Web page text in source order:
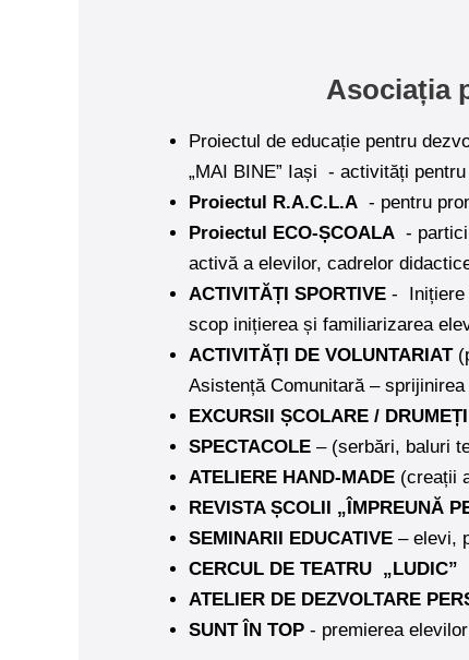
Asociația
Proiectul de educație pentru
„MAI BINE” Iași - activități
Proiectul R.A.C.L.A - pentru
Proiectul ECO-ȘCOALA -
activă a elevilor, cadrelor
ACTIVITĂȚI SPORTIVE -
scop inițierea și familiarizarea
ACTIVITĂȚI DE VOLUNTARIAT
Asistență Comunitară –
EXCURSII ȘCOLARE /
SPECTACOLE – (serbări, baluri
ATELIERE HAND-MADE (creații
REVISTA ȘCOLII „ÎMPREUNĂ
SEMINARII EDUCATIVE – elevi,
CERCUL DE TEATRU „LUDIC”
ATELIER DE DEZVOLTARE
SUNT ÎN TOP - premierea